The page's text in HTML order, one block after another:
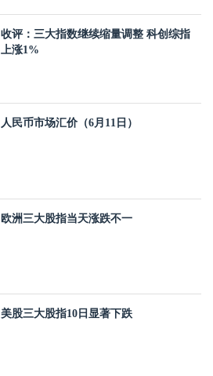
收评：三大指数继续缩量调整 科创综指
上涨1%
人民币市场汇价（6月11日）
欧洲三大股指当天涨跌不一
美股三大股指10日显著下跌